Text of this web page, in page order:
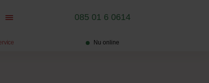
085 01 6 0614
Nu online